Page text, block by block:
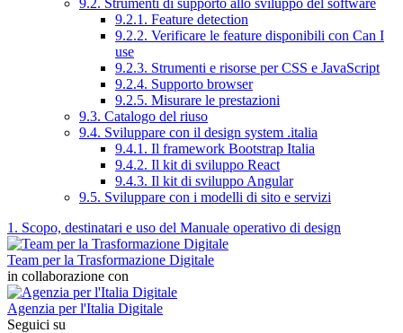
9.2.1. Feature detection
9.2.2. Verificare le feature disponibili con Can I
use
9.2.3. Strumenti e risorse per CSS e JavaScript
9.2.4. Supporto browser
9.2.5. Misurare le prestazioni
9.3. Catalogo del riuso
9.4. Sviluppare con il design system .italia
9.4.1. Il framework Bootstrap Italia
9.4.2. Il kit di sviluppo React
9.4.3. Il kit di sviluppo Angular
9.5. Sviluppare con i modelli di sito e servizi
1. Scopo, destinatari e uso del Manuale operativo di design
Team per la Trasformazione Digitale
in collaborazione con
Agenzia per l'Italia Digitale
Seguici su